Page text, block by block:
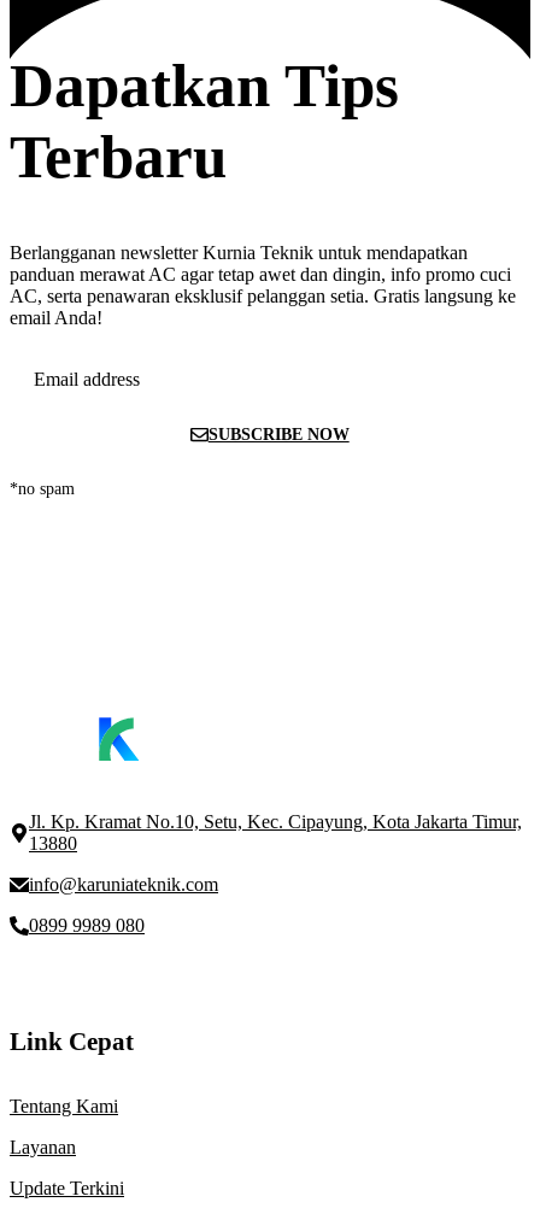
Dapatkan Tips
Terbaru
Berlangganan newsletter Kurnia Teknik untuk mendapatkan
panduan merawat AC agar tetap awet dan dingin, info promo cuci
AC, serta penawaran eksklusif pelanggan setia. Gratis langsung ke
email Anda!
Email address
SUBSCRIBE NOW
*no spam
Jl. Kp. Kramat No.10, Setu, Kec. Cipayung, Kota Jakarta Timur,
13880
info@karuniateknik.com
0899 9989 080
Link Cepat
Tentang Kami
Layanan
Update Terkini